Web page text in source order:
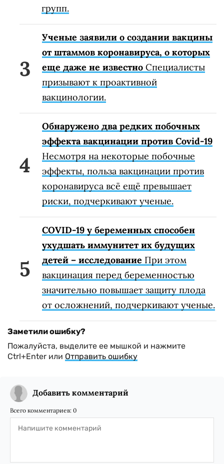
групп.
Ученые заявили о создании вакцины
от штаммов коронавируса, о которых
еще даже не известно Специалисты
призывают к проактивной
вакцинологии.
Обнаружено два редких побочных
эффекта вакцинации против Covid-19
Несмотря на некоторые побочные
эффекты, польза вакцинации против
коронавируса всё ещё превышает
риски, подчеркивают ученые.
COVID-19 у беременных способен
ухудшать иммунитет их будущих
детей – исследование При этом
вакцинация перед беременностью
значительно повышает защиту плода
от осложнений, подчеркивают ученые.
Заметили ошибку?
Пожалуйста, выделите ее мышкой и нажмите
Ctrl+Enter или Отправить ошибку
Добавить комментарий
Всего комментариев: 0